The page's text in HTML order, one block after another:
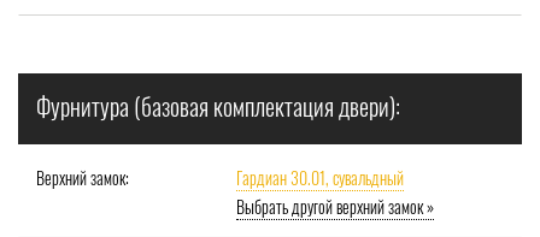
Фурнитура (базовая комплектация двери):
Верхний замок:
Гардиан 30.01, сувальдный
Выбрать другой верхний замок »